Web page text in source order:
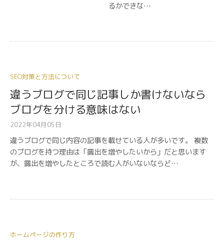
るかできな…
SEO対策と方法について
違うブログで同じ記事しか書けないなら
ブログを分ける意味はない
2022年04月05日
違うブログで同じ内容の記事を載せている人が多いです。 複数
のブログを持つ理由は「露出を増やしたいから」だと思います
が、露出を増やしたところで読む人がいないならど…
ホームページの作り方